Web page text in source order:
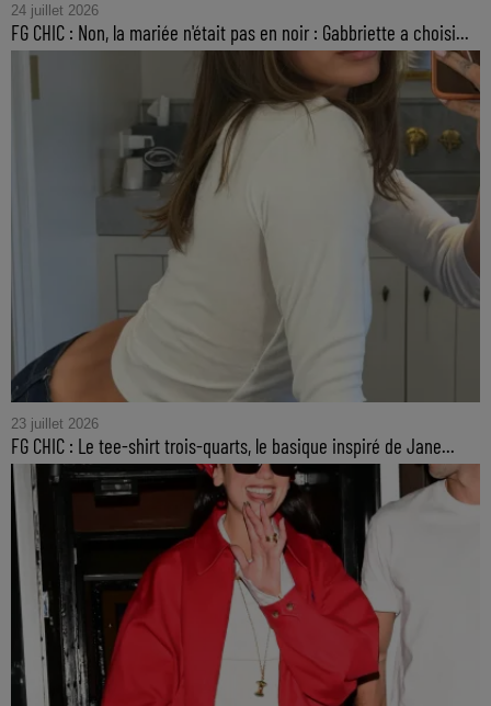
24 juillet 2026
FG CHIC : Non, la mariée n'était pas en noir : Gabbriette a choisi...
23 juillet 2026
FG CHIC : Le tee-shirt trois-quarts, le basique inspiré de Jane...